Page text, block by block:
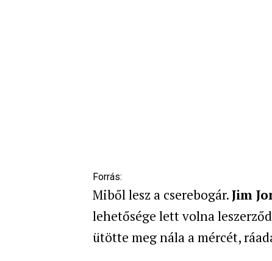
Forrás:
Miből lesz a cserebogár.Jim
lehetősége lett volna
ütötte meg nála a mércét,